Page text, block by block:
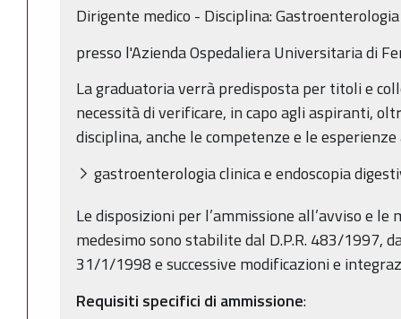
Dirigente medico - Disciplina: Gastroenterologia
presso l'Azienda Ospedaliera Universitaria di
La graduatoria verrà predisposta per titoli e
necessità di verificare, in capo agli aspiranti,
disciplina, anche le competenze e le
gastroenterologia clinica e endoscopia
Le disposizioni per l’ammissione all’avviso e
medesimo sono stabilite dal D.P.R. 483/1997,
31/1/1998 e successive modificazioni e
Requisiti specifici di ammissione: